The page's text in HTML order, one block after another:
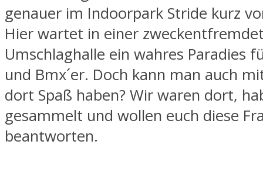
genauer im Indoorpark Stride kurz
Hier wartet in einer
Umschlaghalle ein wahres Paradies
und Bmx´er. Doch kann man auch
dort Spaß haben? Wir waren dort,
gesammelt und wollen euch diese
beantworten.